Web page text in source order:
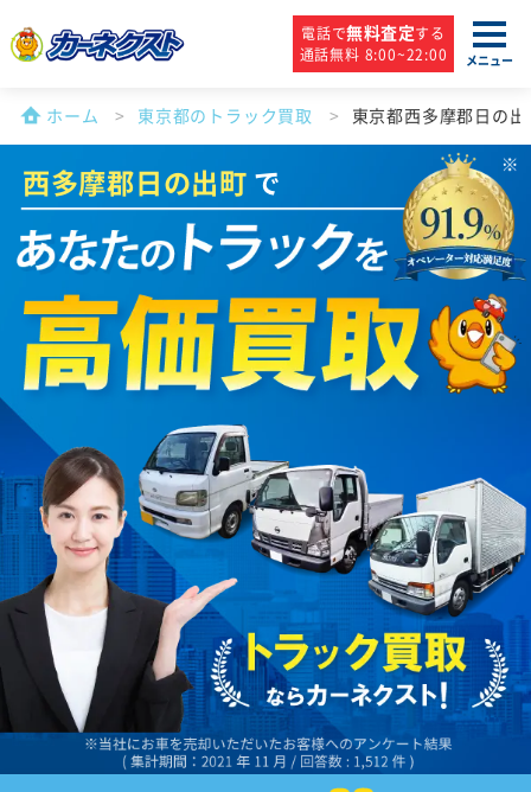
電話で無料査定する
通話無料 8:00~22:00
メニュー
ホーム 東京都のトラック買取 東京都西多摩郡日の
西多摩郡日の出町 で